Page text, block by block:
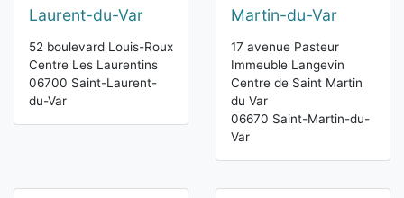
Laurent-du-Var
52 boulevard Louis-Roux
Centre Les Laurentins
06700 Saint-Laurent-
du-Var
Martin-du-Var
17 avenue Pasteur
Immeuble Langevin
Centre de Saint Martin
du Var
06670 Saint-Martin-du-
Var